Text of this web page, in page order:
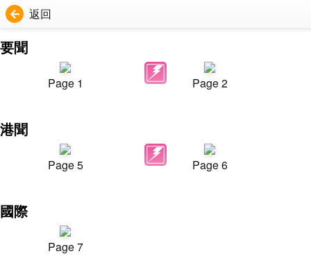
返回
要聞
Page 1 Page 2
港聞
Page 5 Page 6
國際
Page 7